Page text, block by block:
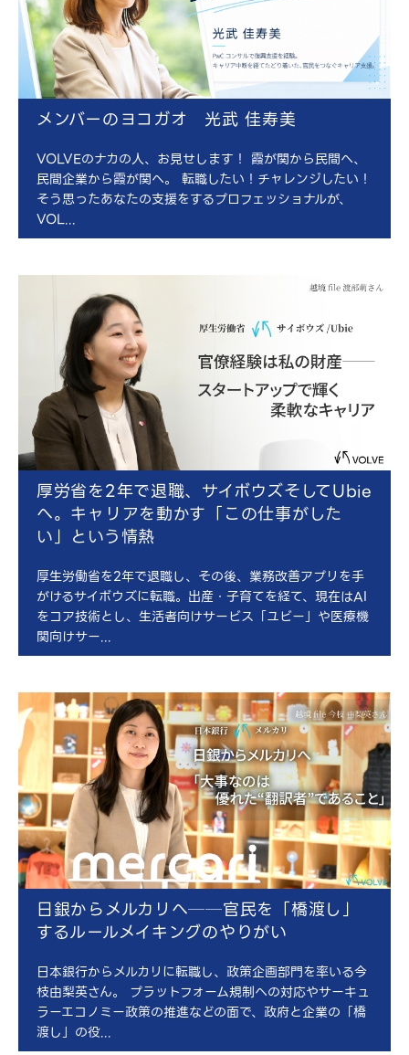
メンバーのヨコガオ 光武 佳寿美
VOLVEのナカの人、お見せします！ 霞が関から民間へ、
民間企業から霞が関へ。 転職したい！チャレンジしたい！
そう思ったあなたの支援をするプロフェッショナルが、
VOL...
厚労省を2年で退職、サイボウズそしてUbie
へ。キャリアを動かす「この仕事がした
い」という情熱
厚生労働省を2年で退職し、その後、業務改善アプリを手
がけるサイボウズに転職。出産・子育てを経て、現在はAI
をコア技術とし、生活者向けサービス「ユビー」や医療機
関向けサー...
日銀からメルカリへ──官民を「橋渡し」
するルールメイキングのやりがい
日本銀行からメルカリに転職し、政策企画部門を率いる今
枝由梨英さん。 プラットフォーム規制への対応やサーキュ
ラーエコノミー政策の推進などの面で、政府と企業の「橋
渡し」の役...